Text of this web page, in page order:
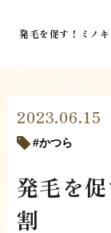
発毛を促す！ミノ
2023.06.15
かつら
発毛を
割